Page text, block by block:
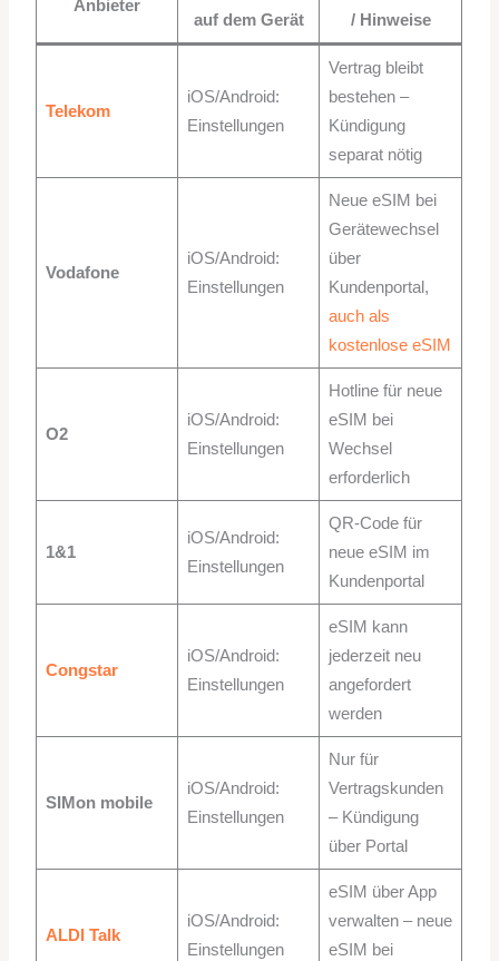
Anbieter
auf dem Gerät
/ Hinweise
Telekom
iOS/Android:
Einstellungen
Vertrag bleibt
bestehen –
Kündigung
separat nötig
Vodafone
iOS/Android:
Einstellungen
Neue eSIM bei
Gerätewechsel
über
Kundenportal,
auch als
kostenlose eSIM
O2
iOS/Android:
Einstellungen
Hotline für neue
eSIM bei
Wechsel
erforderlich
1&1
iOS/Android:
Einstellungen
QR-Code für
neue eSIM im
Kundenportal
Congstar
iOS/Android:
Einstellungen
eSIM kann
jederzeit neu
angefordert
werden
SIMon mobile
iOS/Android:
Einstellungen
Nur für
Vertragskunden
– Kündigung
über Portal
ALDI Talk
iOS/Android:
Einstellungen
eSIM über App
verwalten – neue
eSIM bei